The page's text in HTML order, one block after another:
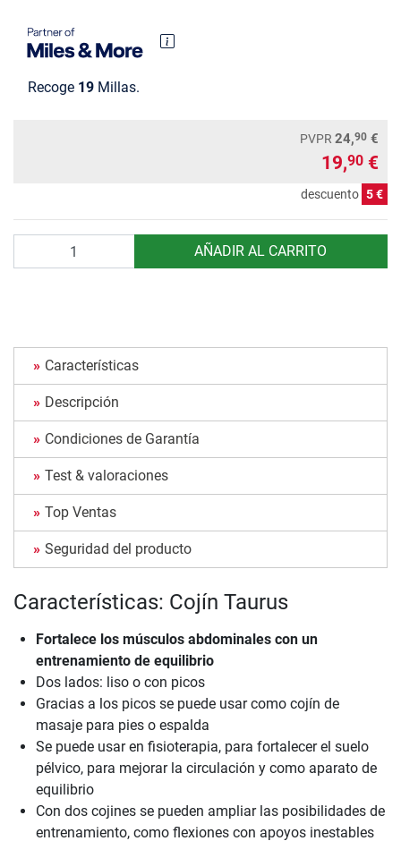
Recoge 19 Millas.
PVPR 24,90 €
19,90 €
descuento 5 €
AÑADIR AL CARRITO
Características
Descripción
Condiciones de Garantía
Test & valoraciones
Top Ventas
Seguridad del producto
Características: Cojín Taurus
Fortalece los músculos abdominales con un
entrenamiento de equilibrio
Dos lados: liso o con picos
Gracias a los picos se puede usar como cojín de
masaje para pies o espalda
Se puede usar en fisioterapia, para fortalecer el suelo
pélvico, para mejorar la circulación y como aparato de
equilibrio
Con dos cojines se pueden ampliar las posibilidades de
entrenamiento, como flexiones con apoyos inestables